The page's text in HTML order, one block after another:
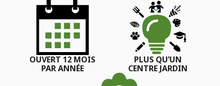
OUVERT 12 MOIS
PAR ANNÉE
PLUS QU’UN
CENTRE JARDIN